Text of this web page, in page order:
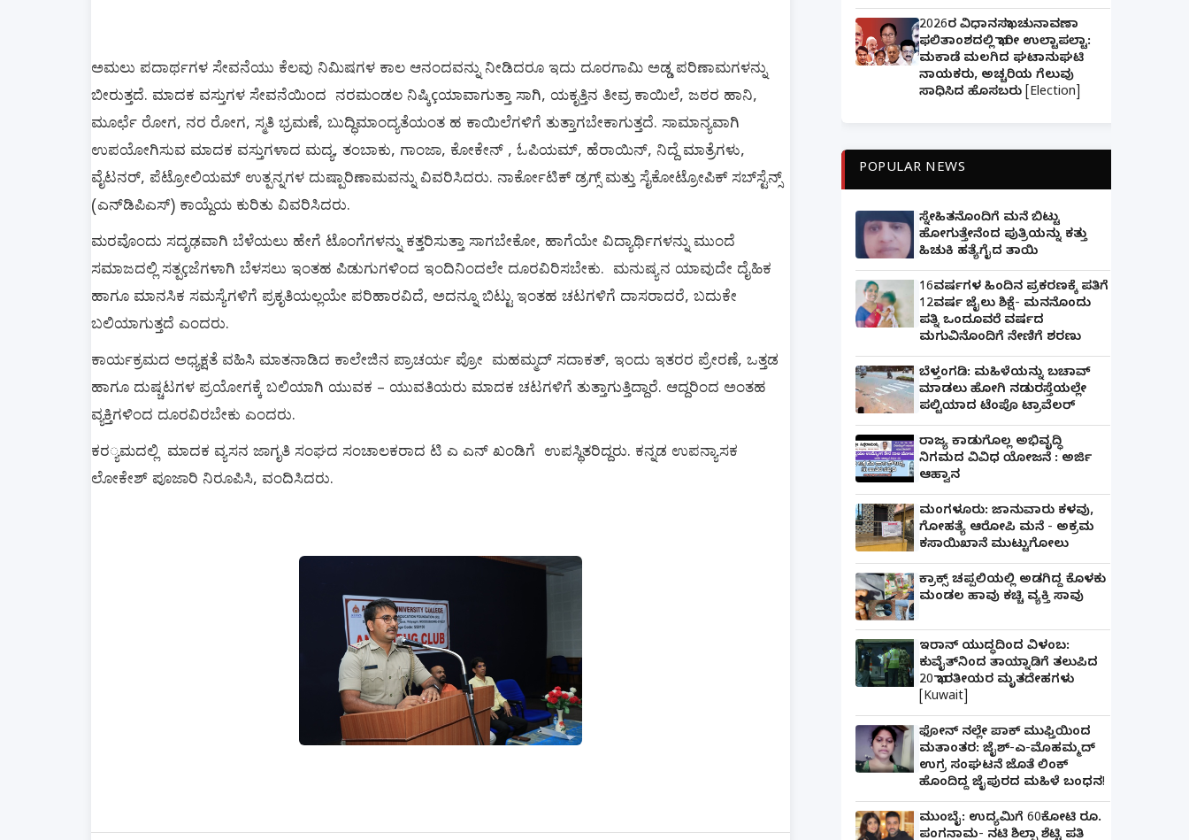
ಅಮಲು ಪದಾರ್ಥಗಳ ಸೇವನೆಯು ಕೆಲವು ನಿಮಿಷಗಳ ಕಾಲ ಆನಂದವನ್ನು ನೀಡಿದರೂ ಇದು ದೂರಗಾಮಿ ಅಡ್ಡ ಪರಿಣಾಮಗಳನ್ನು
ಬೀರುತ್ತದೆ. ಮಾದಕ ವಸ್ತುಗಳ ಸೇವನೆಯಿಂದ ನರಮಂಡಲ ನಿಷ್ಕಿçಯಾವಾಗುತ್ತಾ ಸಾಗಿ, ಯಕೃತ್ತಿನ ತೀವ್ರ ಕಾಯಿಲೆ, ಜಠರ ಹಾನಿ,
ಮೂರ್ಛೆ ರೋಗ, ನರ ರೋಗ, ಸ್ಮತಿ ಭ್ರಮಣೆ, ಬುದ್ಧಿಮಾಂದ್ಯತೆಯಂತ ಹ ಕಾಯಿಲೆಗಳಿಗೆ ತುತ್ತಾಗಬೇಕಾಗುತ್ತದೆ. ಸಾಮಾನ್ಯವಾಗಿ
ಉಪಯೋಗಿಸುವ ಮಾದಕ ವಸ್ತುಗಳಾದ ಮದ್ಯ, ತಂಬಾಕು, ಗಾಂಜಾ, ಕೋಕೇನ್ , ಓಪಿಯಮ್, ಹೆರಾಯಿನ್, ನಿದ್ದೆ ಮಾತ್ರೆಗಳು,
ವೈಟನರ್, ಪೆಟ್ರೋಲಿಯಮ್ ಉತ್ಪನ್ನಗಳ ದುಷ್ಪಾರಿಣಾಮವನ್ನು ವಿವರಿಸಿದರು. ನಾರ್ಕೋಟಿಕ್ ಡ್ರಗ್ಸ್ ಮತ್ತು ಸೈಕೋಟ್ರೋಪಿಕ್ ಸಬ್ಸ್ಟೆನ್ಸ್
(ಎನ್ಡಿಪಿಎಸ್) ಕಾಯ್ದೆಯ ಕುರಿತು ವಿವರಿಸಿದರು.
ಮರವೊಂದು ಸದೃಢವಾಗಿ ಬೆಳೆಯಲು ಹೇಗೆ ಟೊಂಗೆಗಳನ್ನು ಕತ್ತರಿಸುತ್ತಾ ಸಾಗಬೇಕೋ, ಹಾಗೆಯೇ ವಿದ್ಯಾರ್ಥಿಗಳನ್ನು ಮುಂದೆ
ಸಮಾಜದಲ್ಲಿ ಸತ್ಪçಜೆಗಳಾಗಿ ಬೆಳಸಲು ಇಂತಹ ಪಿಡುಗುಗಳಿಂದ ಇಂದಿನಿಂದಲೇ ದೂರವಿರಿಸಬೇಕು. ಮನುಷ್ಯನ ಯಾವುದೇ ದೈಹಿಕ
ಹಾಗೂ ಮಾನಸಿಕ ಸಮಸ್ಯೆಗಳಿಗೆ ಪ್ರಕೃತಿಯಲ್ಲಯೇ ಪರಿಹಾರವಿದೆ, ಅದನ್ನೂ ಬಿಟ್ಟು ಇಂತಹ ಚಟಗಳಿಗೆ ದಾಸರಾದರೆ, ಬದುಕೇ
ಬಲಿಯಾಗುತ್ತದೆ ಎಂದರು.
ಕಾರ್ಯಕ್ರಮದ ಅಧ್ಯಕ್ಷತೆ ವಹಿಸಿ ಮಾತನಾಡಿದ ಕಾಲೇಜಿನ ಪ್ರಾಚರ್ಯ ಪ್ರೋ ಮಹಮ್ಮದ್ ಸದಾಕತ್, ಇಂದು ಇತರರ ಪ್ರೇರಣೆ, ಒತ್ತಡ
ಹಾಗೂ ದುಷ್ಚಟಗಳ ಪ್ರಯೋಗಕ್ಕೆ ಬಲಿಯಾಗಿ ಯುವಕ – ಯುವತಿಯರು ಮಾದಕ ಚಟಗಳಿಗೆ ತುತ್ತಾಗುತ್ತಿದ್ದಾರೆ. ಆದ್ದರಿಂದ ಅಂತಹ
ವ್ಯಕ್ತಿಗಳಿಂದ ದೂರವಿರಬೇಕು ಎಂದರು.
ಕರ್ಯಮದಲ್ಲಿ ಮಾದಕ ವ್ಯಸನ ಜಾಗೃತಿ ಸಂಘದ ಸಂಚಾಲಕರಾದ ಟಿ ಎ ಎನ್ ಖಂಡಿಗೆ ಉಪಸ್ಥಿತರಿದ್ದರು. ಕನ್ನಡ ಉಪನ್ಯಾಸಕ
ಲೋಕೇಶ್ ಪೂಜಾರಿ ನಿರೂಪಿಸಿ, ವಂದಿಸಿದರು.
2026ರ ವಿಧಾನಸಭಾ ಚುನಾವಣಾ
ಫಲಿತಾಂಶದಲ್ಲಿ ಭಾರೀ ಉಲ್ಟಾಪಲ್ಟಾ:
ಮಕಾಡೆ ಮಲಗಿದ ಘಟಾನುಘಟಿ
ನಾಯಕರು, ಅಚ್ಚರಿಯ ಗೆಲುವು
ಸಾಧಿಸಿದ ಹೊಸಬರು [Election]
POPULAR NEWS
ಸ್ನೇಹಿತನೊಂದಿಗೆ ಮನೆ ಬಿಟ್ಟು
ಹೋಗುತ್ತೇನೆಂದ ಪುತ್ರಿಯನ್ನು ಕತ್ತು
ಹಿಚುಕಿ ಹತ್ಯೆಗೈದ ತಾಯಿ
16ವರ್ಷಗಳ ಹಿಂದಿನ ಪ್ರಕರಣಕ್ಕೆ ಪತಿಗೆ
12ವರ್ಷ ಜೈಲು ಶಿಕ್ಷೆ- ಮನನೊಂದು
ಪತ್ನಿ ಒಂದೂವರೆ ವರ್ಷದ
ಮಗುವಿನೊಂದಿಗೆ ನೇಣಿಗೆ ಶರಣು
ಬೆಳ್ತಂಗಡಿ: ಮಹಿಳೆಯನ್ನು ಬಚಾವ್
ಮಾಡಲು ಹೋಗಿ ನಡುರಸ್ತೆಯಲ್ಲೇ
ಪಲ್ಟಿಯಾದ ಟೆಂಪೊ ಟ್ರಾವೆಲರ್
ರಾಜ್ಯ ಕಾಡುಗೊಲ್ಲ ಅಭಿವೃದ್ಧಿ
ನಿಗಮದ ವಿವಿಧ ಯೋಜನೆ : ಅರ್ಜಿ
ಆಹ್ವಾನ
ಮಂಗಳೂರು: ಜಾನುವಾರು ಕಳವು,
ಗೋಹತ್ಯೆ ಆರೋಪಿ ಮನೆ - ಅಕ್ರಮ
ಕಸಾಯಿಖಾನೆ ಮುಟ್ಟುಗೋಲು
ಕ್ರಾಕ್ಸ್ ಚಪ್ಪಲಿಯಲ್ಲಿ ಅಡಗಿದ್ದ ಕೊಳಕು
ಮಂಡಲ ಹಾವು ಕಚ್ಚಿ ವ್ಯಕ್ತಿ ಸಾವು
ಇರಾನ್ ಯುದ್ಧದಿಂದ ವಿಳಂಬ:
ಕುವೈತ್‌ನಿಂದ ತಾಯ್ನಾಡಿಗೆ ತಲುಪಿದ
20 ಭಾರತೀಯರ ಮೃತದೇಹಗಳು
[Kuwait]
ಫೋನ್ ನಲ್ಲೇ ಪಾಕ್ ಮುಫ್ತಿಯಿಂದ
ಮತಾಂತರ: ಜೈಶ್-ಎ-ಮೊಹಮ್ಮದ್
ಉಗ್ರ ಸಂಘಟನೆ ಜೊತೆ ಲಿಂಕ್
ಹೊಂದಿದ್ದ ಜೈಪುರದ ಮಹಿಳೆ ಬಂಧನ!
ಮುಂಬೈ: ಉದ್ಯಮಿಗೆ 60ಕೋಟಿ ರೂ.
ಪಂಗನಾಮ- ನಟಿ ಶಿಲ್ಪಾ ಶೆಟ್ಟಿ ಪತಿ